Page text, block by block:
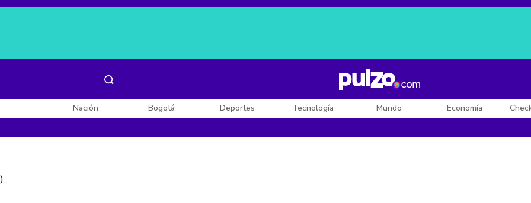
Posesión de De la Espriella
Nación Bogotá Deportes Tecnología Mundo Economía
)